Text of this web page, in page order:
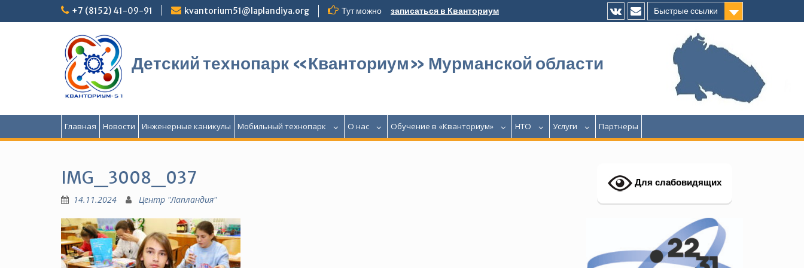
+7 (8152) 41-09-91 kvantorium51@laplandiya.org Тут можно записаться в Кванториум
Быстрые ссылки
Детский технопарк «Кванториум» Мурманской области
Главная Новости Инженерные каникулы Мобильный технопарк О нас Обучение в «Кванториум» НТО Услуги Партнеры
IMG_3008_037
14.11.2024 Центр "Лапландия"
Для слабовидящих